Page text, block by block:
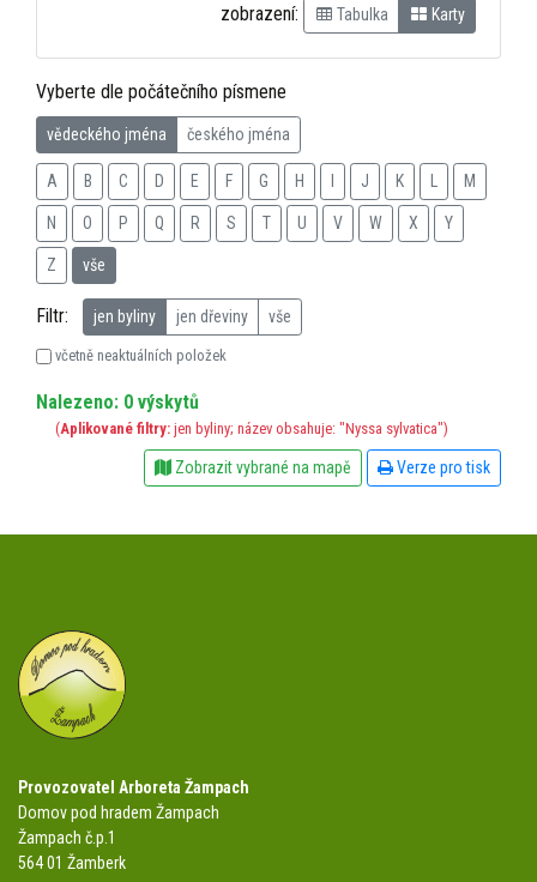
zobrazení: Tabulka Karty
Vyberte dle počátečního písmene
vědeckého jména českého jména
A B C D E F G H J K M
N O P Q R S T U V W X Y
Z vše
Filtr: jen byliny jen dřeviny vše
včetně neaktuálních položek
Nalezeno: 0 výskytů
(Aplikované filtry: jen byliny; název obsahuje: "Nyssa sylvatica")
Zobrazit vybrané na mapě Verze pro tisk
Provozovatel Arboreta Žampach
Domov pod hradem Žampach
Žampach č.p.1
564 01 Žamberk